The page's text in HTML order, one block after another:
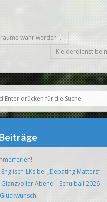
wahr werden …
Kleiderdienst
LKs bei „Debating Matters“
Glanzvoller Abend – Schulball 2026